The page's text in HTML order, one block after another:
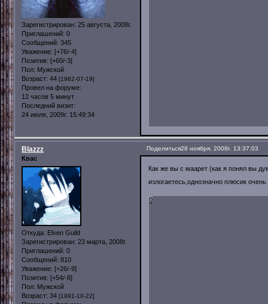
Зарегистрирован: 25 августа, 2008г.
Приглашений: 0
Сообщений: 345
Уважение: [+76/-4]
Позитив: [+60/-3]
Пол: Мужской
Возраст: 44 [1982-07-19]
Провел на форуме:
12 часов 5 минут
Последний визит:
24 июля, 2009г. 15:49:34
Поделиться28 ноября, 2008г. 13:37:03
Blazzz
Квас
Откуда: Elven Guild
Зарегистрирован: 23 марта, 2008г.
Приглашений: 0
Сообщений: 810
Уважение: [+26/-9]
Позитив: [+54/-8]
Пол: Мужской
Возраст: 34 [1991-10-22]
Как же вы с маарет (как я понял вы
излогаетесь,однозначно плюсик
0